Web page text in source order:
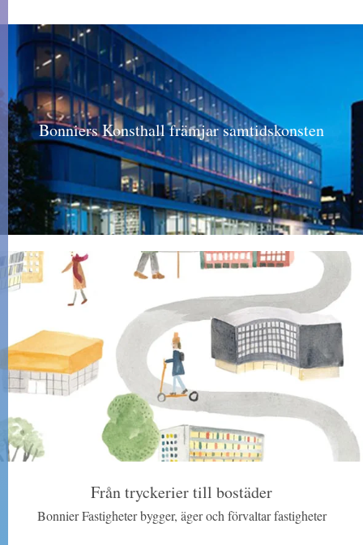
Bonniers Konsthall främjar samtidskonsten
Från tryckerier till bostäder
Bonnier Fastigheter bygger, äger och förvaltar fastigheter